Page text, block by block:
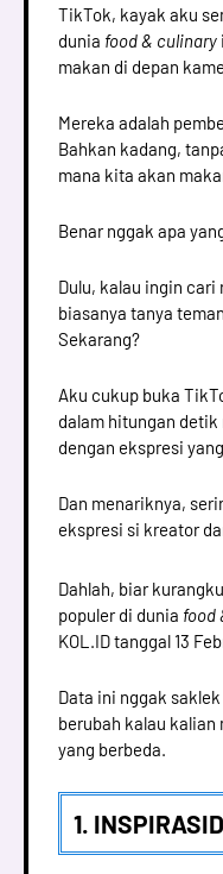
TikTok, kayak aku
dunia food & culinary
makan di depan
Mereka adalah
Bahkan kadang,
mana kita akan
Benar nggak apa
Dulu, kalau ingin
biasanya tanya
Sekarang?
Aku cukup buka
dalam hitungan
dengan ekspresi
Dan menariknya,
ekspresi si kreator
Dahlah, biar
populer di dunia food
KOL.ID tanggal 13
Data ini nggak
berubah kalau
yang berbeda.
1.